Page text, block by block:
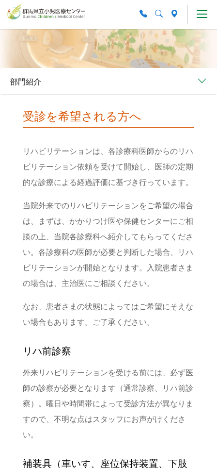
Skip to main content
部門紹介
受診を希望される方へ
リハビリテーションは、各診療科医師からのリハ
ビリテーション依頼を受けて開始し、医師の定期
的な診療による経過評価に基づき行っています。
当院外来でのリハビリテーションをご希望の場合
は、まずは、かかりつけ医や保健センターにご相
談の上、当院各診療科へ紹介してもらってくださ
い。各診療科の医師が必要と判断した場合、リハ
ビリテーションが開始となります。入院患者さま
の場合は、主治医にご相談ください。
なお、患者さまの状態によってはご希望にそえな
い場合もあります。ご了承ください。
リハ前診察
外来リハビリテーションを受ける前には、必ず医
師の診察が必要となります（通常診察、リハ前診
察）。曜日や時間帯によって受診方法が異なりま
すので、不明な点はスタッフにお声がけくださ
い。
補装具（車いす、座位保持装置、下肢